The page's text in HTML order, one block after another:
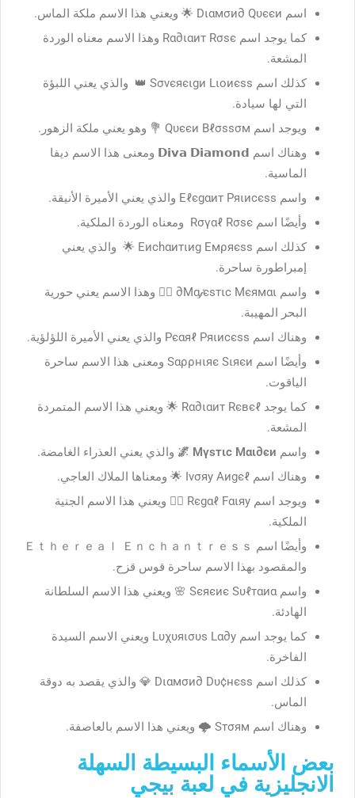
اسم Dιαмσи∂ Qυєєи 🌟 ويعني هذا الاسم ملكة الماس.
كما يوجد اسم Rα∂ιαит Rσѕє وهذا الاسم معناه الوردة
المشعة.
كذلك اسم Ѕσνєяєιgи Lιοиєѕѕ 👑 والذي يعني اللبؤة
التي لها سيادة.
ويوجد اسم Qυєєи Βℓσѕѕσм 💐 وهو يعني ملكة الزهور.
وهناك اسم 𝗗𝗶𝘃𝗮 𝗗𝗶𝗮𝗺𝗼𝗻𝗱 ومعنى هذا الاسم ديفا
الماسية.
واسم Εℓєgαит Pяιиcєѕѕ والذي يعني الأميرة الأنيقة.
وأيضًا اسم Rσүαℓ Rσѕє ومعناه الوردة الملكية.
كذلك اسم Εиchαитιиg Εмρяєѕѕ 🌟 والذي يعني
إمبراطورة ساحرة.
واسم Mα𝒿єѕтιc Мєямαι∂ 🧜‍♀️ وهذا الاسم يعني حورية
البحر المهيبة.
وهناك اسم Pєαяℓ Pяιиcєѕѕ والذي يعني الأميرة اللؤلؤية.
وأيضًا اسم Ѕαρρнιяє Ѕιяєи ومعنى هذا الاسم ساحرة
الياقوت.
كما يوجد Rα∂ιαит Rєвєℓ 🌟 ويعني هذا الاسم المتمردة
المشعة.
واسم Mүѕтιc Мαι∂єи 🌌
والذي يعني العذراء الغامضة.
وهناك اسم Iνσяу Αиgєℓ 🌟 ومعناها الملاك العاجي.
ويوجد اسم Rєgαℓ Fαιяу 🧚‍♀️ ويعني هذا الاسم الجنية
الملكية.
وأيضًا اسم Ｅｔｈｅｒｅａｌ Ｅｎｃｈａｎｔｒｅｓｓ
والمقصود بهذا الاسم ساحرة قوس قزح.
واسم Ѕєяєиє Ѕυℓтαиα 🌸 ويعني هذا الاسم السلطانة
الهادئة.
كما يوجد اسم Lυχυяισυѕ Lα∂у ويعني الاسم السيدة
الفاخرة.
كذلك اسم Dιαмσи∂ Dυ¢нєѕѕ 💎 والذي يقصد به دوقة
الماس.
وهناك اسم Ѕтσям 🌩️ ويعني هذا الاسم بالعاصفة.
بعض الأسماء البسيطة السهلة
الانجليزية في لعبة بيجي